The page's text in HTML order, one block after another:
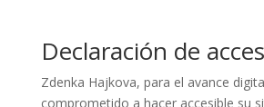
Declaración de
Zdenka Hajkova, para el avance
comprometido a hacer accesible su